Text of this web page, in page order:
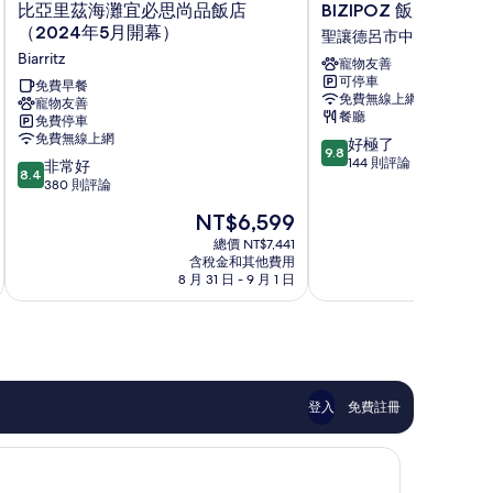
比
亞
里
茲
海
灘
宜
必
思
尚
5
Biarritz
比亞里茲海灘宜必思尚品飯店
（2024年5月開幕）
Biarritz
免費早餐
寵物友善
免費停車
免費無線上網
8.4
分，
常
評
8.4 非常好
380 則評論
現
價
格
為
NT$6,599
總價 NT$7,441
含稅金和其他費用
8 月 31 日 - 9 月 1 日
BIZIPOZ
飯
店
聖
讓
德
呂
市
中
BIZIPOZ 飯店
聖讓德呂市中心
寵物友善
可停車
免費無線上網
餐廳
9.8
分，
了，
論
9.8 好極了
144 則評論
登入 免費註冊